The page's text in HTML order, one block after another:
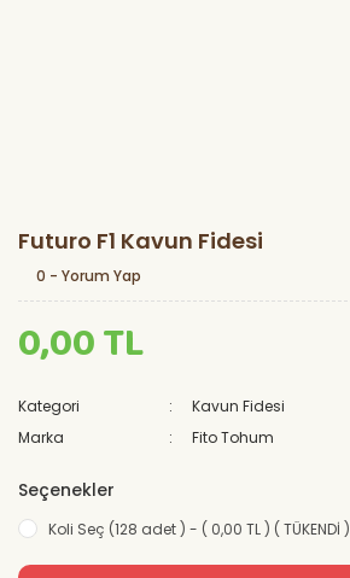
Futuro F1 Kavun Fidesi
0 - Yorum Yap
0,00 TL
Kategori
Kavun Fidesi
Marka
Fito Tohum
Seçenekler
Koli Seç (128 adet ) - ( 0,00 TL ) ( TÜKENDİ )